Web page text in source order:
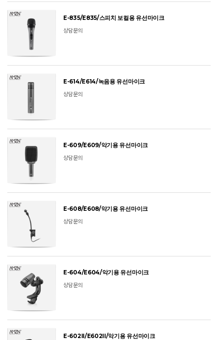
E-835/E835/스피치 보컬용 유선마이크
상담문의
E-614/E614/녹음용 유선마이크
상담문의
E-609/E609/악기용 유선마이크
상담문의
E-608/E608/악기용 유선마이크
상담문의
E-604/E604/악기용 유선마이크
상담문의
E-602II/E602II/악기용 유선마이크